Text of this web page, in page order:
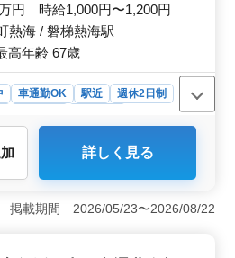
きませんか？ ブランクのある方も
能！ まずお気軽にお問い合わせく
円 時給1,000円〜1,200円
熱海 / 磐梯熱海駅
高年齢 67歳
車通勤OK 駅近
週休2日制
理師・調理補助・スタッフ
旅館は50代、60代のベテラン層
、経験を活かして活躍できる環
方も歓迎で、安心して再スター
＜アクセスの良さ＞ 磐梯熱
可能で、通勤の利便性が高いで
詳しく見る
掲載期間 2026/05/23〜2026/08/22